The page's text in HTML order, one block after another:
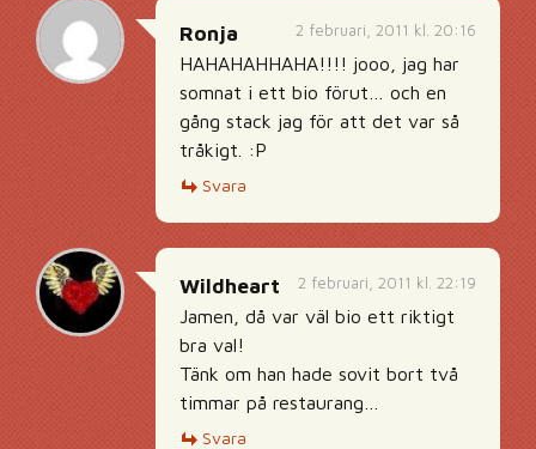
2 februari, 2011 kl. 20:16
Ronja
HAHAHAHHAHA!!!! jooo, jag har
somnat i ett bio förut… och en
gång stack jag för att det var så
tråkigt. :P
Svara
2 februari, 2011 kl. 22:19
Wildheart
Jamen, då var väl bio ett riktigt
bra val!
Tänk om han hade sovit bort två
timmar på restaurang…
Svara